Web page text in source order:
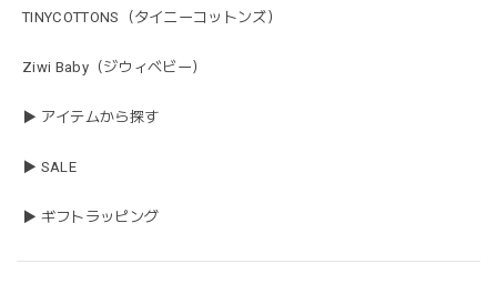
TINYCOTTONS（タイニーコットンズ）
Ziwi Baby（ジウィベビー）
▶ アイテムから探す
▶ SALE
▶ ギフトラッピング